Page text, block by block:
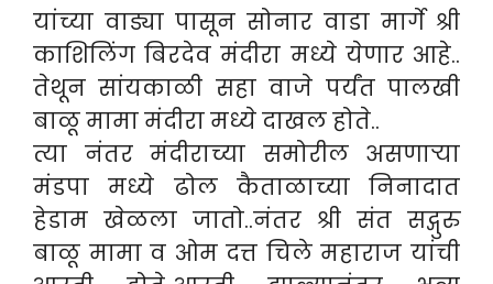
यांच्या वाड्या पासून सोनार वाडा मार्गे श्री
काशिलिंग बिरदेव मंदीरा मध्ये येणार आहे..
तेथून सांयकाळी सहा वाजे पर्यंत पालखी
बाळू मामा मंदीरा मध्ये दाखल होते..
त्या नंतर मंदीराच्या समोरील असणाऱ्या
मंडपा मध्ये ढोल कैताळाच्या निनादात
हेडाम खेळला जातो..नंतर श्री संत सद्गुरु
बाळू मामा व ओम दत्त चिले महाराज यांची